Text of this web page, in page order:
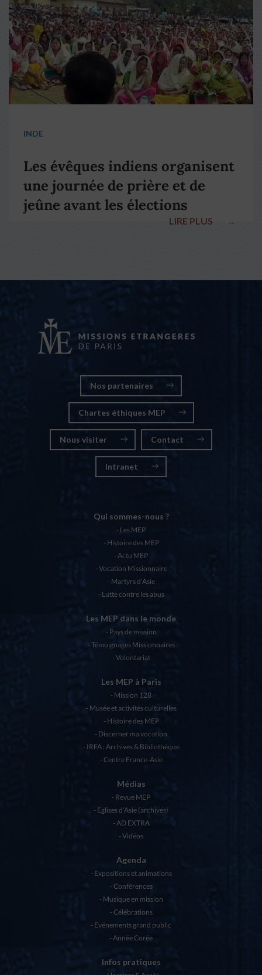
INDE
Les évêques indiens organisent
une journée de prière et de
jeûne avant les élections
LIRE PLUS →
Nos partenaires
Chartes éthiques MEP
Nous visiter Contact
Intranet
Qui sommes-nous ?
Les MEP
Histoire des MEP
Actu MEP
Vocation Missionnaire
Martyrs d’Asie
Lutte contre les abus
Les MEP dans le monde
Pays de mission
Témoignages Missionnaires
Volontariat
Les MEP à Paris
Mission 128
Musée et activités culturelles
Histoire des MEP
Discerner ma vocation
IRFA : Archives & Bibliothèque
Centre France-Asie
Médias
Revue MEP
Eglises d’Asie (archives)
AD EXTRA
Vidéos
Agenda
Expositions et animations
Conférences
Musique en mission
Célébrations
Evénements grand public
Année Corée
Infos pratiques